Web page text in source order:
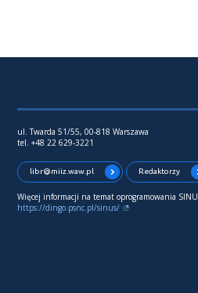
ul. Twarda 51/55, 00-818 Warszawa
tel. +48 22 629-3221
libr@miiz.waw.pl Redaktorzy
Więcej informacji na temat oprogramowania
https://dingo.psnc.pl/sinus/